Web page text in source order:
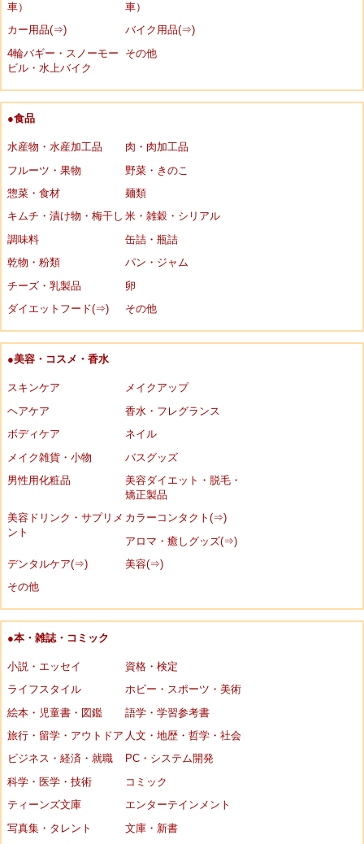
車）
車）
カー用品(⇒)
バイク用品(⇒)
4輪バギー・スノーモー
ビル・水上バイク
その他
●食品
水産物・水産加工品
肉・肉加工品
フルーツ・果物
野菜・きのこ
惣菜・食材
麺類
キムチ・漬け物・梅干し 米・雑穀・シリアル
調味料
缶詰・瓶詰
乾物・粉類
パン・ジャム
チーズ・乳製品
卵
ダイエットフード(⇒)
その他
●美容・コスメ・香水
スキンケア
メイクアップ
ヘアケア
香水・フレグランス
ボディケア
ネイル
メイク雑貨・小物
バスグッズ
男性用化粧品
美容ダイエット・脱毛・
矯正製品
美容ドリンク・サプリメ
ント
カラーコンタクト(⇒)
アロマ・癒しグッズ(⇒)
デンタルケア(⇒)
美容(⇒)
その他
●本・雑誌・コミック
小説・エッセイ
資格・検定
ライフスタイル
ホビー・スポーツ・美術
絵本・児童書・図鑑
語学・学習参考書
旅行・留学・アウトドア 人文・地歴・哲学・社会
ビジネス・経済・就職
PC・システム開発
科学・医学・技術
コミック
ティーンズ文庫
エンターテインメント
写真集・タレント
文庫・新書